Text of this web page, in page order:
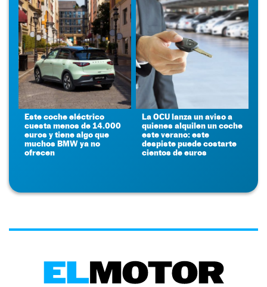
Este coche eléctrico
cuesta menos de 14.000
euros y tiene algo que
muchos BMW ya no
ofrecen
La OCU lanza un aviso a
quienes alquilen un coche
este verano: este
despiste puede costarte
cientos de euros